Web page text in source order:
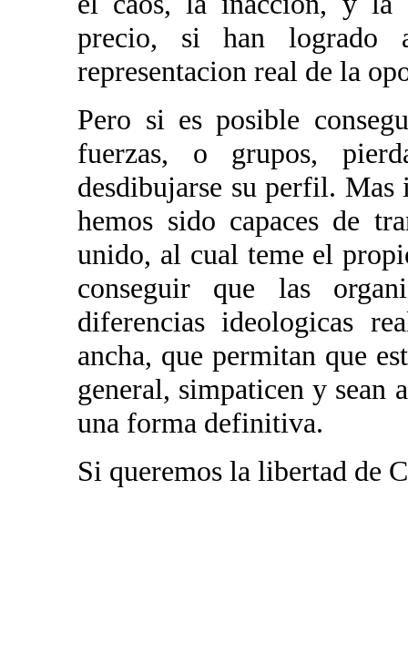
precio, si han logrado
representacion real de la
Pero si es posible
fuerzas, o grupos,
desdibujarse su perfil.
hemos sido capaces de
unido, al cual teme el
conseguir que las
diferencias ideologicas
ancha, que permitan que
general, simpaticen y sean
una forma definitiva.
Si queremos la libertad de